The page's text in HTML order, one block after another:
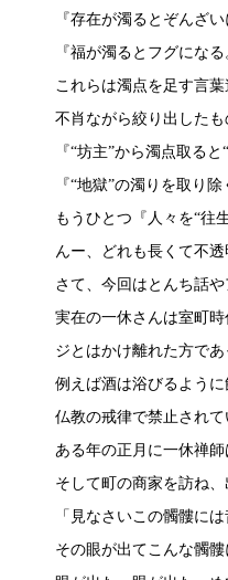
『存在が濁るとぞんざい
『福が濁るとフグにな
これらは濁点を足す言
不肖ながら絞り出した
『“坊主”から濁点取る
『“地獄”の濁りを取り除
もうひとつ『人々を“往
んー、どれも長くて不
さて、今回はとんち話
実在の一休さんは室町
ジとはかけ離れた方であ
例えば酒は浴びるよう
仏教の戒律で禁止され
ある年の正月に一休禅
そして町の商家を訪ね
「見なさいこの髑髏に
その眼が出てこんな髑髏